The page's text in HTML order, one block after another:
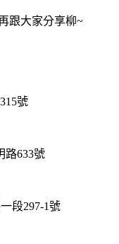
跟大家分享柳~
號
路633號
段297-1號